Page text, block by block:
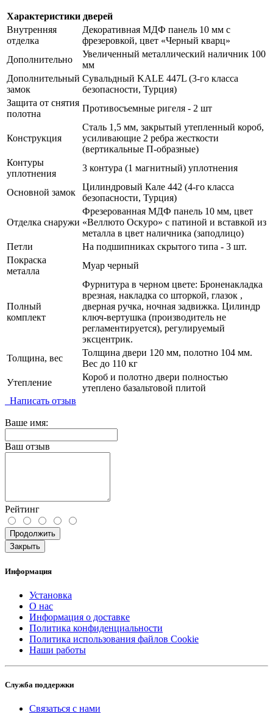
Характеристики дверей
Внутренняя
отделка
Декоративная МДФ панель 10 мм с
фрезеровкой, цвет «Черный кварц»
Дополнительно
Увеличенный металлический наличник 100
мм
Дополнительный
замок
Сувальдный KALE 447L (3-го класса
безопасности, Турция)
Защита от снятия
полотна
Противосъемные ригеля - 2 шт
Конструкция
Сталь 1,5 мм, закрытый утепленный короб,
усиливающие 2 ребра жесткости
(вертикальные П-образные)
Контуры
уплотнения
3 контура (1 магнитный) уплотнения
Основной замок
Цилиндровый Кале 442 (4-го класса
безопасности, Турция)
Отделка снаружи
Фрезерованная МДФ панель 10 мм, цвет
«Веллюто Оскуро» с патиной и вставкой из
металла в цвет наличника (заподлицо)
Петли
На подшипниках скрытого типа - 3 шт.
Покраска
металла
Муар черный
Полный
комплект
Фурнитура в черном цвете: Броненакладка
врезная, накладка со шторкой, глазок ,
дверная ручка, ночная задвижка. Цилиндр
ключ-вертушка (производитель не
регламентируется), регулируемый
эксцентрик.
Толщина, вес
Толщина двери 120 мм, полотно 104 мм.
Вес до 110 кг
Утепление
Короб и полотно двери полностью
утеплено базальтовой плитой
Написать отзыв
Ваше имя:
Ваш отзыв
Рейтинг
Продолжить
Закрыть
Информация
Установка
О нас
Информация о доставке
Политика конфиденциальности
Политика использования файлов Cookie
Наши работы
Служба поддержки
Связаться с нами